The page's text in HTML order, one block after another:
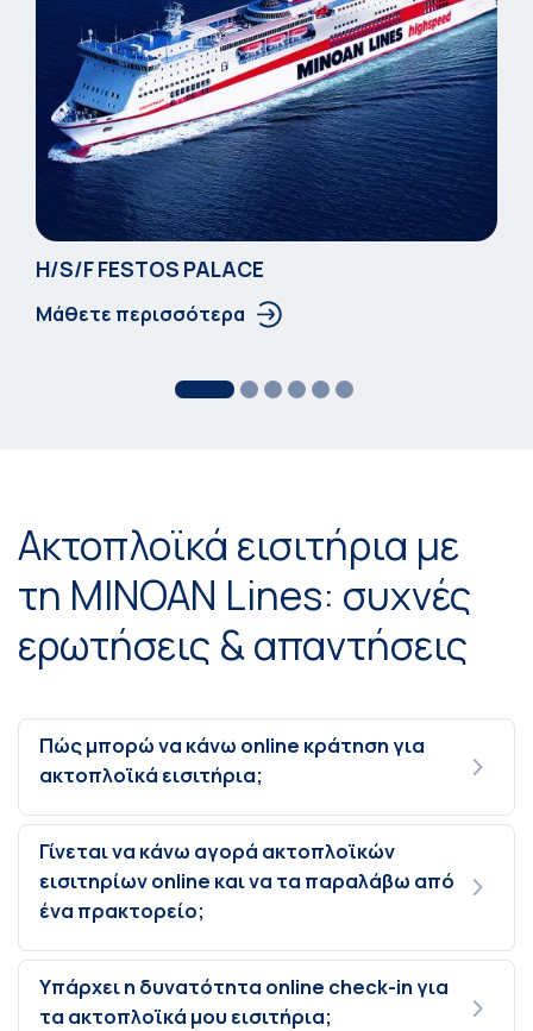
Η/S/F FESTOS PALACΕ
Μάθετε περισσότερα
Ακτοπλοϊκά εισιτήρια με
τη MINOAN Lines: συχνές
ερωτήσεις & απαντήσεις
Πώς μπορώ να κάνω online κράτηση για
ακτοπλοϊκά εισιτήρια;
Γίνεται να κάνω αγορά ακτοπλοϊκών
εισιτηρίων online και να τα παραλάβω από
ένα πρακτορείο;
Υπάρχει η δυνατότητα online check-in για
τα ακτοπλοϊκά μου εισιτήρια;